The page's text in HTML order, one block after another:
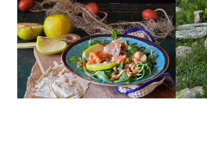
INSALATA DI SALMONE
AFFUMICATO, MELE,
NOCI, RUCOLA